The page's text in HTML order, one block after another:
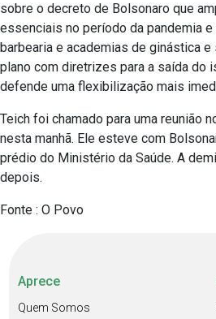
sobre o decreto de Bolsonaro que
essenciais no período da pandemia
barbearia e academias de ginástica
plano com diretrizes para a saída do
defende uma flexibilização mais
Teich foi chamado para uma reunião
nesta manhã. Ele esteve com
prédio do Ministério da Saúde. A
depois.
Fonte : O Povo
Aprece
Quem Somos